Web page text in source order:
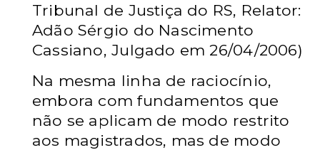
Tribunal de Justiça do RS, Relator:
Adão Sérgio do Nascimento
Cassiano, Julgado em 26/04/2006)
Na mesma linha de raciocínio,
embora com fundamentos que
não se aplicam de modo restrito
aos magistrados, mas de modo